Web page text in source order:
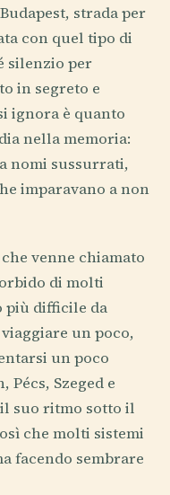
strada per
con quel tipo di
silenzio per
in segreto e
ignora è quanto
nella memoria:
nomi sussurrati,
imparavano a non
venne chiamato
di molti
più difficile da
un poco,
un poco
Pécs, Szeged e
suo ritmo sotto il
che molti sistemi
facendo sembrare